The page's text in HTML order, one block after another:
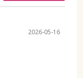
2026-05-16